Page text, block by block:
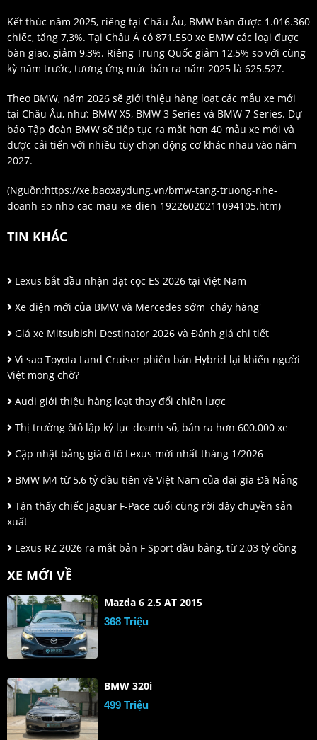
Kết thúc năm 2025, riêng tại Châu Âu, BMW bán được 1.016.360
chiếc, tăng 7,3%. Tại Châu Á có 871.550 xe BMW các loại được
bàn giao, giảm 9,3%. Riêng Trung Quốc giảm 12,5% so với cùng
kỳ năm trước, tương ứng mức bán ra năm 2025 là 625.527.
Theo BMW, năm 2026 sẽ giới thiệu hàng loạt các mẫu xe mới
tại Châu Âu, như: BMW X5, BMW 3 Series và BMW 7 Series. Dự
báo Tập đoàn BMW sẽ tiếp tục ra mắt hơn 40 mẫu xe mới và
được cải tiến với nhiều tùy chọn động cơ khác nhau vào năm
2027.
(Nguồn:https://xe.baoxaydung.vn/bmw-tang-truong-nhe-
doanh-so-nho-cac-mau-xe-dien-19226020211094105.htm)
TIN KHÁC
Lexus bắt đầu nhận đặt cọc ES 2026 tại Việt Nam
Xe điện mới của BMW và Mercedes sớm 'cháy hàng'
Giá xe Mitsubishi Destinator 2026 và Đánh giá chi tiết
Vì sao Toyota Land Cruiser phiên bản Hybrid lại khiến người
Việt mong chờ?
Audi giới thiệu hàng loạt thay đổi chiến lược
Thị trường ôtô lập kỷ lục doanh số, bán ra hơn 600.000 xe
Cập nhật bảng giá ô tô Lexus mới nhất tháng 1/2026
BMW M4 từ 5,6 tỷ đầu tiên về Việt Nam của đại gia Đà Nẵng
Tận thấy chiếc Jaguar F-Pace cuối cùng rời dây chuyền sản
xuất
Lexus RZ 2026 ra mắt bản F Sport đầu bảng, từ 2,03 tỷ đồng
XE MỚI VỀ
Mazda 6 2.5 AT 2015
368 Triệu
BMW 320i
499 Triệu